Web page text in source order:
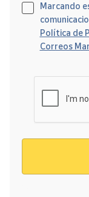
Marcando
Política de
Correos